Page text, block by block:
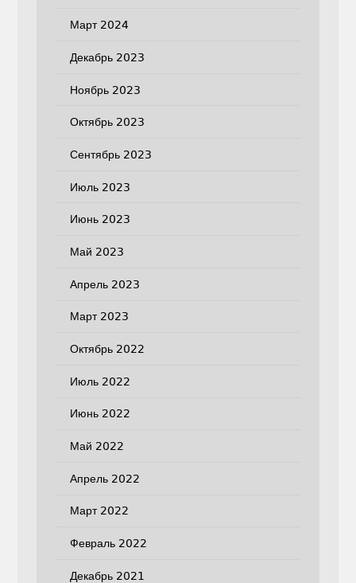
Март 2024
Декабрь 2023
Ноябрь 2023
Октябрь 2023
Сентябрь 2023
Июль 2023
Июнь 2023
Май 2023
Апрель 2023
Март 2023
Октябрь 2022
Июль 2022
Июнь 2022
Май 2022
Апрель 2022
Март 2022
Февраль 2022
Декабрь 2021